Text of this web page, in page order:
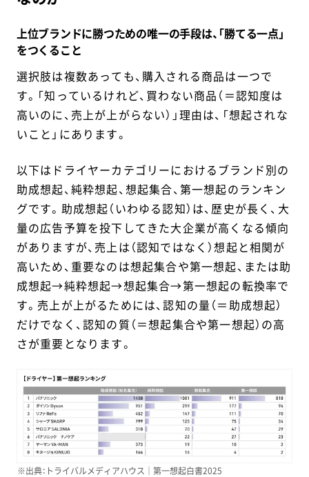
上位ブランドに勝つための唯一の手段は、「勝てる一点」
をつくること
選択肢は複数あっても、購入される商品は一つで
す。「知っているけれど、買わない商品（＝認知度は
高いのに、売上が上がらない）」理由は、「想起されな
いこと」にあります。
以下はドライヤーカテゴリーにおけるブランド別の
助成想起、純粋想起、想起集合、第一想起のランキン
グです。助成想起（いわゆる認知）は、歴史が長く、大
量の広告予算を投下してきた大企業が高くなる傾向
がありますが、売上は（認知ではなく）想起と相関が
高いため、重要なのは想起集合や第一想起、または助
成想起→純粋想起→想起集合→第一想起の転換率で
す。売上が上がるためには、認知の量（＝助成想起）
だけでなく、認知の質（＝想起集合や第一想起）の高
さが重要となります。
※出典：トライバルメディアハウス｜第一想起白書2025